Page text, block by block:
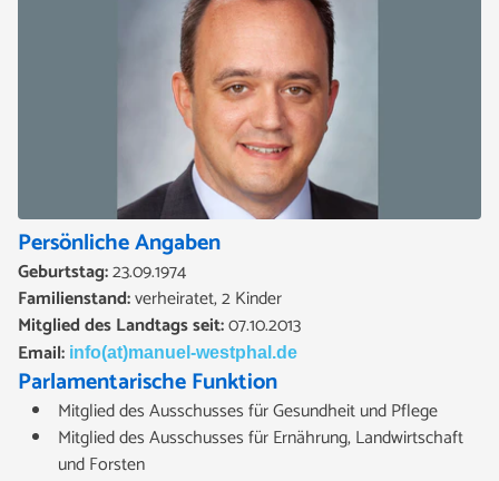
Persönliche Angaben
Geburtstag:23.09.1974
Familienstand:verheiratet, 2 Kinder
Mitglied des Landtags seit:07.10.2013
Email: info(at)manuel-westphal.de
Parlamentarische Funktion
Mitglied des Ausschusses für Gesundheit und Pflege
Mitglied des Ausschusses für Ernährung, Landwirtschaft
und Forsten